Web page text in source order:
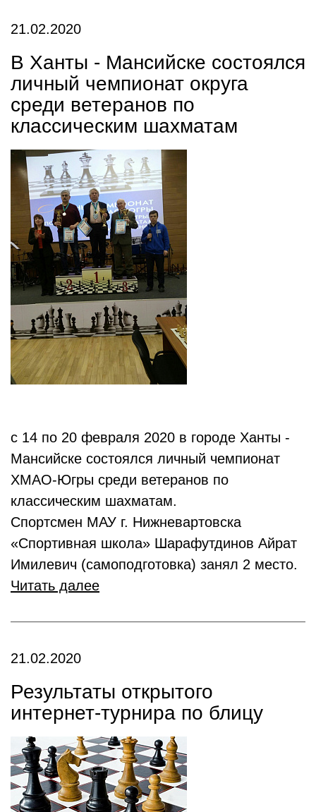
21.02.2020
В Ханты - Мансийске состоялся
личный чемпионат округа
среди ветеранов по
классическим шахматам
с 14 по 20 февраля 2020 в городе Ханты -
Мансийске состоялся личный чемпионат
ХМАО-Югры среди ветеранов по
классическим шахматам.
Спортсмен МАУ г. Нижневартовска
«Спортивная школа» Шарафутдинов Айрат
Имилевич (самоподготовка) занял 2 место.
Читать далее
21.02.2020
Результаты открытого
интернет-турнира по блицу